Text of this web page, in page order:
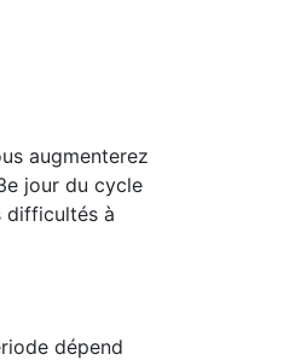
augmenterez
jour du cycle
difficultés à
dépend